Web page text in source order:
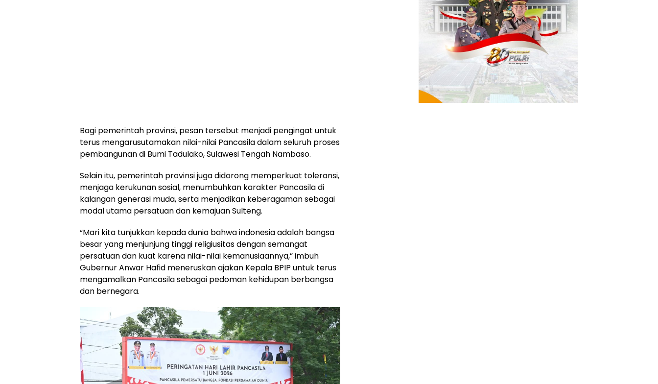
Bagi pemerintah provinsi, pesan tersebut menjadi pengingat untuk
terus mengarusutamakan nilai-nilai Pancasila dalam seluruh proses
pembangunan di Bumi Tadulako, Sulawesi Tengah Nambaso.
Selain itu, pemerintah provinsi juga didorong memperkuat toleransi,
menjaga kerukunan sosial, menumbuhkan karakter Pancasila di
kalangan generasi muda, serta menjadikan keberagaman sebagai
modal utama persatuan dan kemajuan Sulteng.
“Mari kita tunjukkan kepada dunia bahwa indonesia adalah bangsa
besar yang menjunjung tinggi religiusitas dengan semangat
persatuan dan kuat karena nilai-nilai kemanusiaannya,” imbuh
Gubernur Anwar Hafid meneruskan ajakan Kepala BPIP untuk terus
mengamalkan Pancasila sebagai pedoman kehidupan berbangsa
dan bernegara.